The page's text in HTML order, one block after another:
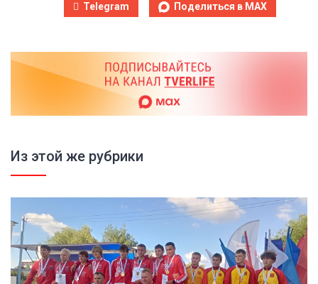
Telegram
Поделиться в MAX
Из этой же рубрики